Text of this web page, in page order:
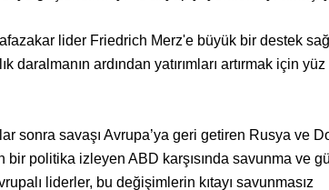
lider Friedrich Merz'e büyük bir destek
daralmanın ardından yatırımları artırmak için
sonra savaşı Avrupa’ya geri getiren Rusya ve
bir politika izleyen ABD karşısında savunma ve
liderler, bu değişimlerin kıtayı savunmasız